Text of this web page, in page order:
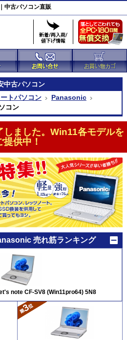
中古パソコン直販
中古パソコン
トパソコン
Panasonic
コン
ました。Win11各モデルを
提供中！
売れ筋ランキング
note CF-SV8 (Win11pro64) 5N8